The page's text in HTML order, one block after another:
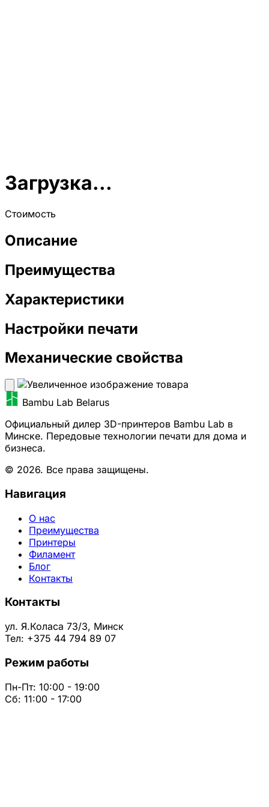
Загрузка...
Стоимость
Описание
Преимущества
Характеристики
Настройки печати
Механические свойства
Bambu Lab Belarus
Официальный дилер 3D-принтеров Bambu Lab в
Минске. Передовые технологии печати для дома и
бизнеса.
© 2026. Все права защищены.
Навигация
О нас
Преимущества
Принтеры
Филамент
Блог
Контакты
Контакты
ул. Я.Коласа 73/3, Минск
Тел: +375 44 794 89 07
Режим работы
Пн-Пт: 10:00 - 19:00
Сб: 11:00 - 17:00